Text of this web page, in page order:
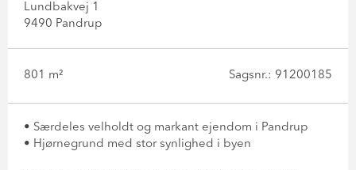
Lundbakvej 1
9490 Pandrup
801 m² Sagsnr.: 91200185
• Særdeles velholdt og markant ejendom i Pandrup
• Hjørnegrund med stor synlighed i byen